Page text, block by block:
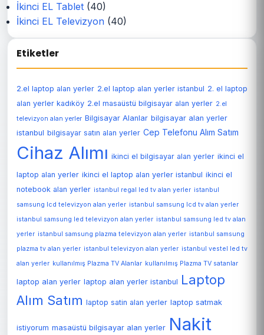
İkinci EL Tablet (40)
İkinci EL Televizyon (40)
Etiketler
2.el laptop alan yerler 2.el laptop alan yerler istanbul 2. el laptop
alan yerler kadıköy 2.el masaüstü bilgisayar alan yerler 2.el
televizyon alan yerler Bilgisayar Alanlar bilgisayar alan yerler
istanbul bilgisayar satın alan yerler Cep Telefonu Alım Satım
Cihaz Alımı ikinci el bilgisayar alan yerler ikinci el
laptop alan yerler ikinci el laptop alan yerler istanbul ikinci el
notebook alan yerler istanbul regal led tv alan yerler istanbul
samsung lcd televizyon alan yerler istanbul samsung lcd tv alan yerler
istanbul samsung led televizyon alan yerler istanbul samsung led tv alan
yerler istanbul samsung plazma televizyon alan yerler istanbul samsung
plazma tv alan yerler istanbul televizyon alan yerler istanbul vestel led tv
alan yerler kullanılmış Plazma TV Alanlar kullanılmış Plazma TV satanlar
laptop alan yerler laptop alan yerler istanbul Laptop
Alım Satım laptop satin alan yerler laptop satmak
istiyorum masaüstü bilgisayar alan yerler Nakit